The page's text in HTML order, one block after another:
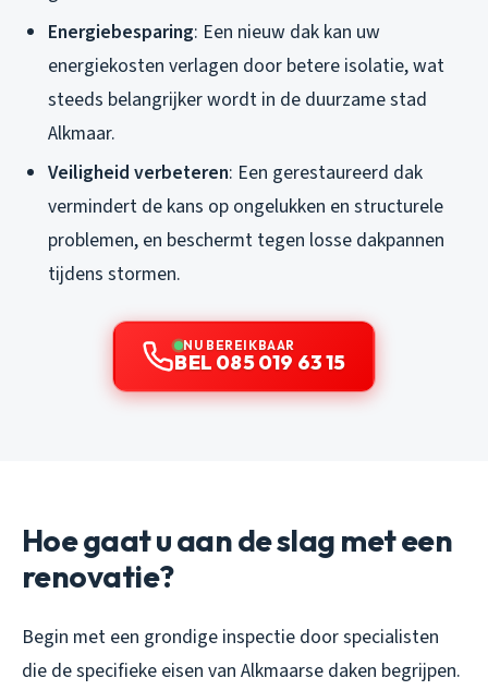
Energiebesparing: Een nieuw dak kan uw
energiekosten verlagen door betere isolatie, wat
steeds belangrijker wordt in de duurzame stad
Alkmaar.
Veiligheid verbeteren: Een gerestaureerd dak
vermindert de kans op ongelukken en structurele
problemen, en beschermt tegen losse dakpannen
tijdens stormen.
NU BEREIKBAAR
BEL 085 019 63 15
Hoe gaat u aan de slag met een
renovatie?
Begin met een grondige inspectie door specialisten
die de specifieke eisen van Alkmaarse daken begrijpen.